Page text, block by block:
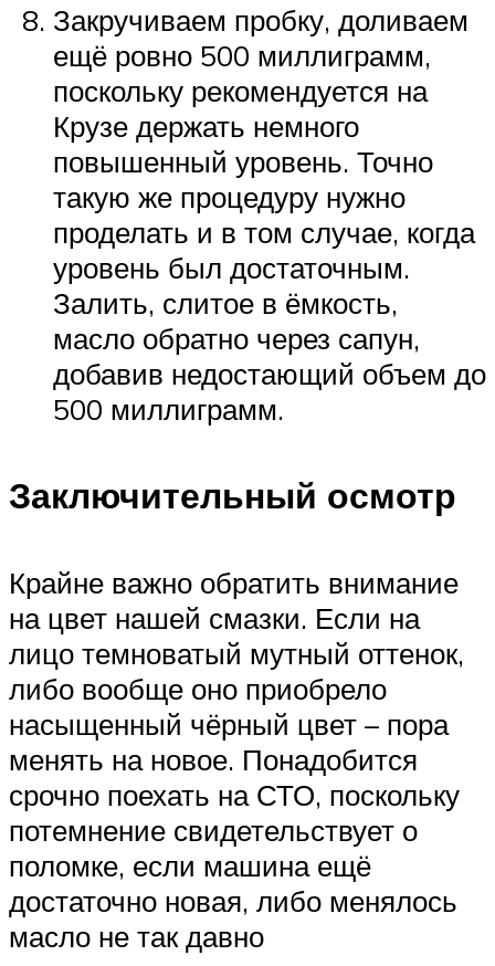
Закручиваем пробку, доливаем
ещё ровно 500 миллиграмм,
поскольку рекомендуется на
Крузе держать немного
повышенный уровень. Точно
такую же процедуру нужно
проделать и в том случае, когда
уровень был достаточным.
Залить, слитое в ёмкость,
масло обратно через сапун,
добавив недостающий объем до
500 миллиграмм.
Заключительный осмотр
Крайне важно обратить внимание
на цвет нашей смазки. Если на
лицо темноватый мутный оттенок,
либо вообще оно приобрело
насыщенный чёрный цвет – пора
менять на новое. Понадобится
срочно поехать на СТО, поскольку
потемнение свидетельствует о
поломке, если машина ещё
достаточно новая, либо менялось
масло не так давно